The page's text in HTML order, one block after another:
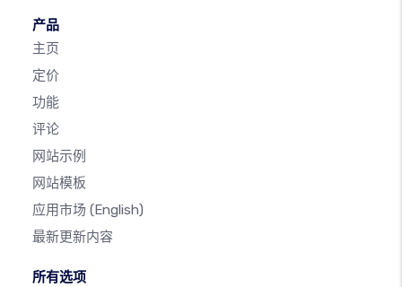
产品
主页
定价
功能
评论
网站示例
网站模板
应用市场 (English)
最新更新内容
所有选项